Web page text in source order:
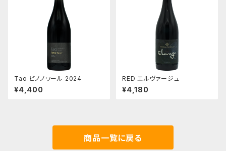
Tao ピノノワール 2024
¥4,400
RED エルヴァージュ
¥4,180
商品一覧に戻る